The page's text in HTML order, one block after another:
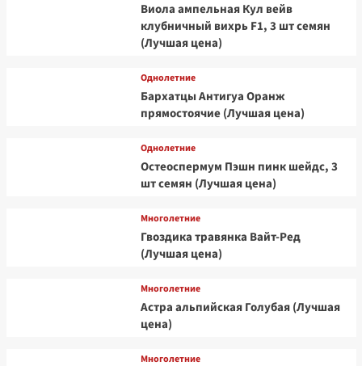
Виола ампельная Кул вейв
клубничный вихрь F1, 3 шт семян
(Лучшая цена)
Однолетние
Бархатцы Антигуа Оранж
прямостоячие (Лучшая цена)
Однолетние
Остеоспермум Пэшн пинк шейдс, 3
шт семян (Лучшая цена)
Многолетние
Гвоздика травянка Вайт-Ред
(Лучшая цена)
Многолетние
Астра альпийская Голубая (Лучшая
цена)
Многолетние